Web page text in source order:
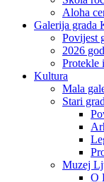
Aloha
Galerija grada
Povijest
2026
Protekle
Kultura
Mala
Stari grad
Muzej
O